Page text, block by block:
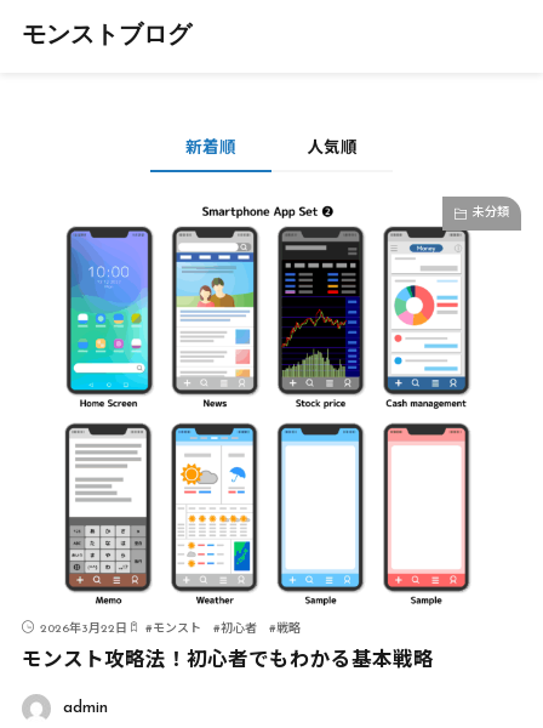
モンストブログ
新着順 人気順
未分類
2026年3月22日 #モンスト #初心者 #戦略
モンスト攻略法！初心者でもわかる基本戦略
admin